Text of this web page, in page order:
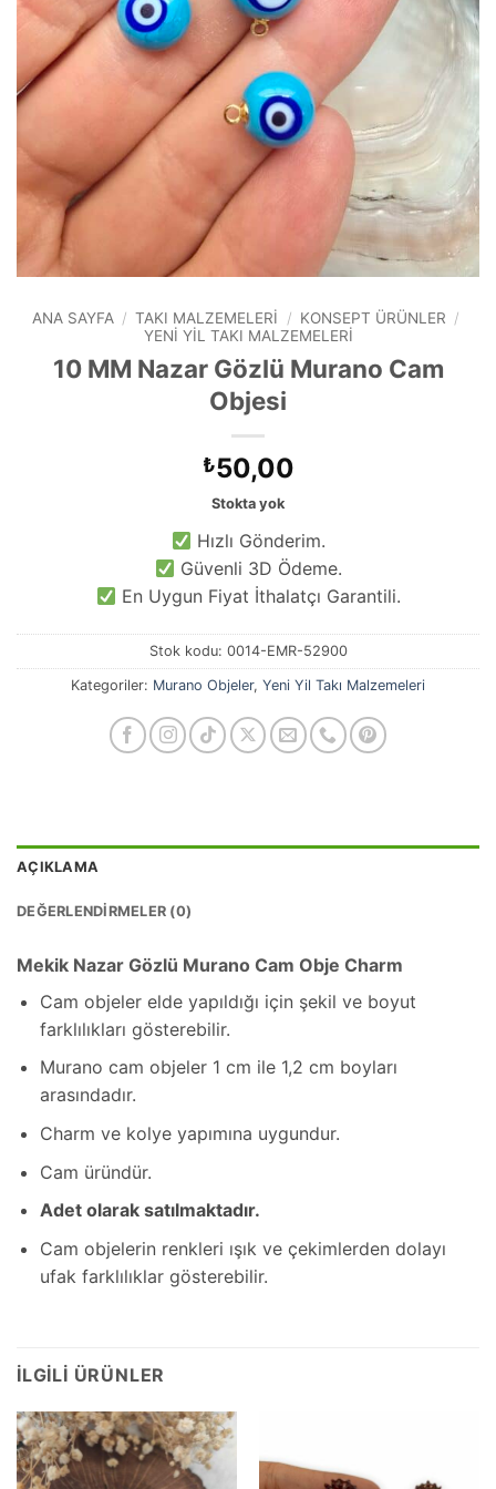
ANA SAYFA / TAKI MALZEMELERI / KONSEPT ÜRÜNLER /
YENI YIL TAKI MALZEMELERI
10 MM Nazar Gözlü Murano Cam
Objesi
₺50,00
Stokta yok
Hızlı Gönderim.
Güvenli 3D Ödeme.
En Uygun Fiyat İthalatçı Garantili.
Stok kodu: 0014-EMR-52900
Kategoriler: Murano Objeler, Yeni Yil Takı Malzemeleri
AÇIKLAMA
DEĞERLENDIRMELER (0)
Mekik Nazar Gözlü Murano Cam Obje Charm
Cam objeler elde yapıldığı için şekil ve boyut
farklılıkları gösterebilir.
Murano cam objeler 1 cm ile 1,2 cm boyları
arasındadır.
Charm ve kolye yapımına uygundur.
Cam üründür.
Adet olarak satılmaktadır.
Cam objelerin renkleri ışık ve çekimlerden dolayı
ufak farklılıklar gösterebilir.
İLGILI ÜRÜNLER